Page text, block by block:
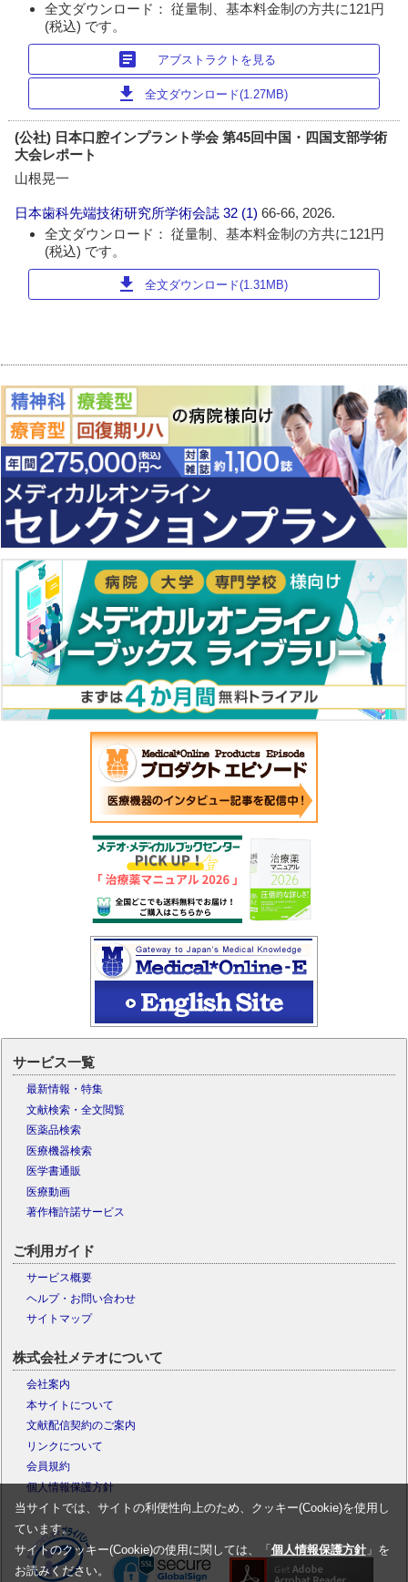
全文ダウンロード： 従量制、基本料金制の方共に121円
(税込) です。
article アブストラクトを見る
download 全文ダウンロード(1.27MB)
(公社) 日本口腔インプラント学会 第45回中国・四国支部学術
大会レポート
山根晃一
日本歯科先端技術研究所学術会誌 32 (1)66-66, 2026.
全文ダウンロード： 従量制、基本料金制の方共に121円
(税込) です。
download 全文ダウンロード(1.31MB)
サービス一覧
最新情報・特集
文献検索・全文閲覧
医薬品検索
医療機器検索
医学書通販
医療動画
著作権許諾サービス
ご利用ガイド
サービス概要
ヘルプ・お問い合わせ
サイトマップ
株式会社メテオについて
会社案内
本サイトについて
文献配信契約のご案内
リンクについて
会員規約
個人情報保護方針
当サイトでは、サイトの利便性向上のため、クッキー(Cookie)を使用し
ています。
サイトのクッキー(Cookie)の使用に関しては、「 個人情報保護方針」を
お読みください。